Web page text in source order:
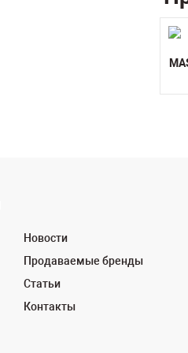
Новости
Продаваемые бренды
Статьи
Контакты